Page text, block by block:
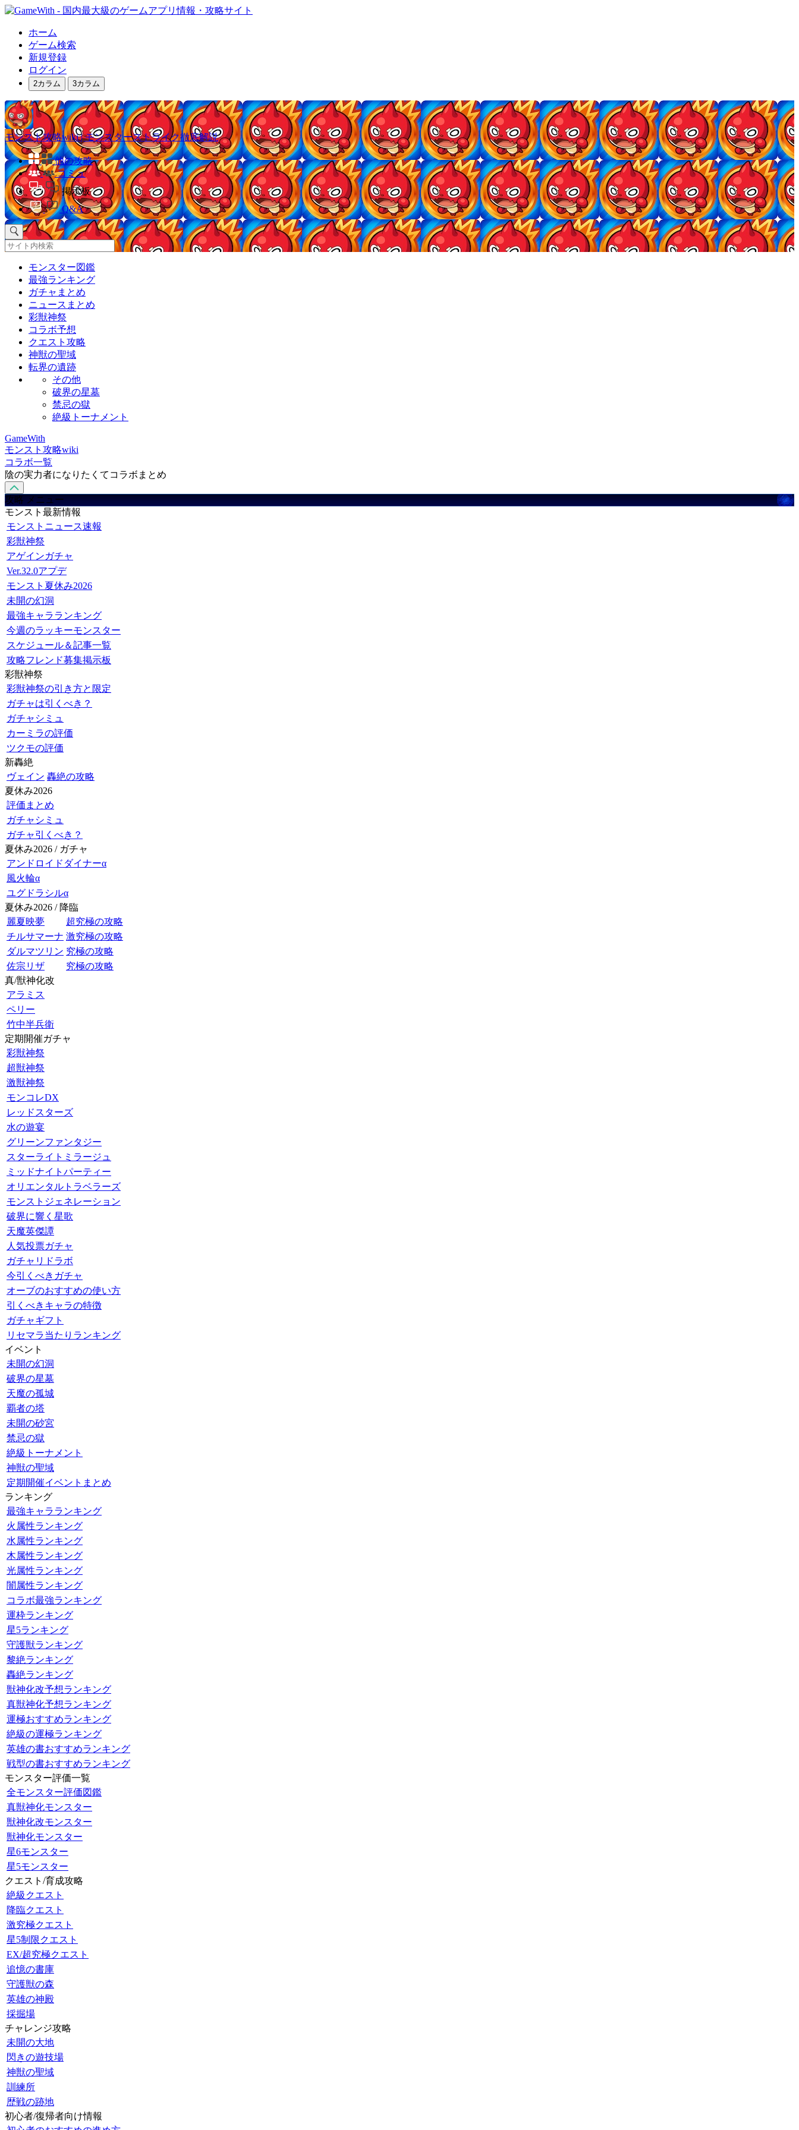
ホーム
ゲーム検索
新規登録
ログイン
2カラム 3カラム
モンスト攻略wiki | モンスターストライク徹底解説
他の攻略
コミュ
掲示板
Q&A
モンスター図鑑
最強ランキング
ガチャまとめ
ニュースまとめ
彩獣神祭
コラボ予想
クエスト攻略
神獣の聖域
転界の遺跡
その他
破界の星墓
禁忌の獄
絶級トーナメント
GameWith
モンスト攻略wiki
コラボ一覧
陰の実力者になりたくてコラボまとめ
攻略 メニュー
モンスト最新情報
モンストニュース速報
彩獣神祭
アゲインガチャ
Ver.32.0アプデ
モンスト夏休み2026
未開の幻洞
最強キャラランキング
今週のラッキーモンスター
スケジュール＆記事一覧
攻略フレンド募集掲示板
彩獣神祭
彩獣神祭の引き方と限定
ガチャは引くべき？
ガチャシミュ
カーミラの評価
ツクモの評価
新轟絶
ヴェイン 轟絶の攻略
夏休み2026
評価まとめ
ガチャシミュ
ガチャ引くべき？
夏休み2026 / ガチャ
アンドロイドダイナーα
風火輪α
ユグドラシルα
夏休み2026 / 降臨
麗夏映夢
超究極の攻略
チルサマーナ 激究極の攻略
ダルマツリン 究極の攻略
佐宗リザ
究極の攻略
真/獣神化改
アラミス
ペリー
竹中半兵衛
定期開催ガチャ
彩獣神祭
超獣神祭
激獣神祭
モンコレDX
レッドスターズ
水の遊宴
グリーンファンタジー
スターライトミラージュ
ミッドナイトパーティー
オリエンタルトラベラーズ
モンストジェネレーション
破界に響く星歌
天魔英傑譚
人気投票ガチャ
ガチャリドラボ
今引くべきガチャ
オーブのおすすめの使い方
引くべきキャラの特徴
ガチャギフト
リセマラ当たりランキング
イベント
未開の幻洞
破界の星墓
天魔の孤城
覇者の塔
未開の砂宮
禁忌の獄
絶級トーナメント
神獣の聖域
定期開催イベントまとめ
ランキング
最強キャラランキング
火属性ランキング
水属性ランキング
木属性ランキング
光属性ランキング
闇属性ランキング
コラボ最強ランキング
運枠ランキング
星5ランキング
守護獣ランキング
黎絶ランキング
轟絶ランキング
獣神化改予想ランキング
真獣神化予想ランキング
運極おすすめランキング
絶級の運極ランキング
英雄の書おすすめランキング
戦型の書おすすめランキング
モンスター評価一覧
全モンスター評価図鑑
真獣神化モンスター
獣神化改モンスター
獣神化モンスター
星6モンスター
星5モンスター
クエスト/育成攻略
絶級クエスト
降臨クエスト
激究極クエスト
星5制限クエスト
EX/超究極クエスト
追憶の書庫
守護獣の森
英雄の神殿
採掘場
チャレンジ攻略
未開の大地
閃きの遊技場
神獣の聖域
訓練所
歴戦の跡地
初心者/復帰者向け情報